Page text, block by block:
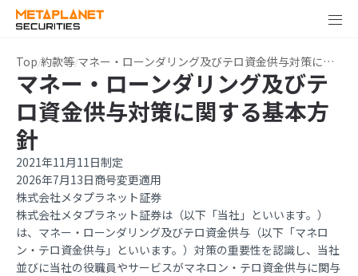
Top 約款等 マネー・ローンダリング及びテロ資金供与対策に関する基本方針
マネー・ローンダリング及びテ
ロ資金供与対策に関する基本方
針
2021年11月11日制定
2026年7月13日商号変更適用
株式会社メタプラネット証券
株式会社メタプラネット証券は（以下「当社」といいます。）
は、マネー・ローンダリング及びテロ資金供与（以下「マネロ
ン・テロ資金供与」といいます。）対策の重要性を認識し、当社
並びに当社の役職員やサービスがマネロン・テロ資金供与に関与